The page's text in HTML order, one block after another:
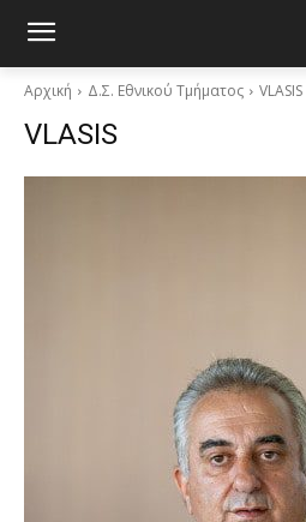
Αρχική Δ.Σ. Εθνικού Τμήματος VLASIS
VLASIS